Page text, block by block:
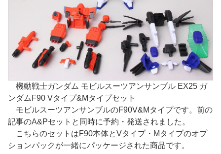
機動戦士ガンダム モビルスーツアンサンブル EX25 ガ
ンダムF90 Vタイプ&Mタイプセット
モビルスーツアンサンブルのF90V&Mタイプです。前の
記事のA&Pセットと同時に予約・発送されました。
こちらのセットはF90本体とVタイプ・Mタイプのオプ
ションパックが一緒にパッケージされた商品です。